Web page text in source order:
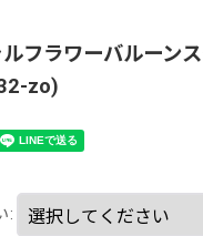
フラワーバルーン
zo)
: